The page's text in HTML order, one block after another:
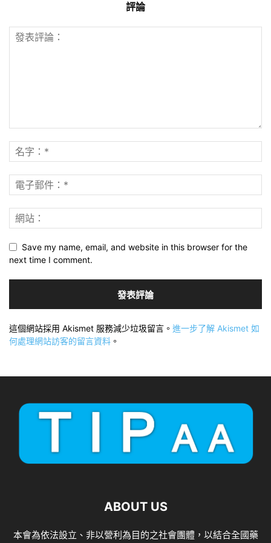
評論
Save my name, email, and website in this browser for the
next time I comment.
這個網站採用 Akismet 服務減少垃圾留言。 進一步了解 Akismet 如
何處理網站訪客的留言資料 。
ABOUT US
本會為依法設立、非以營利為目的之社會團體，以結合全國藥